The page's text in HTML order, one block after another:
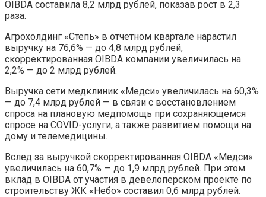
OIBDA составила 8,2 млрд рублей, показав рост в 2,3
раза.
Агрохолдинг «Степь» в отчетном квартале нарастил
выручку на 76,6% — до 4,8 млрд рублей,
скорректированная OIBDA компании увеличилась на
2,2% — до 2 млрд рублей.
Выручка сети медклиник «Медси» увеличилась на 60,3%
— до 7,4 млрд рублей — в связи с восстановлением
спроса на плановую медпомощь при сохраняющемся
спросе на COVID-услуги, а также развитием помощи на
дому и телемедицины.
Вслед за выручкой скорректированная OIBDA «Медси»
увеличилась на 60,7% — до 1,9 млрд рублей. При этом
вклад в OIBDA от участия в девелоперском проекте по
строительству ЖК «Небо» составил 0,6 млрд рублей.